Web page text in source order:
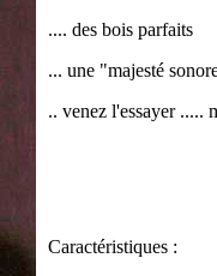
.... des bois parfaits
... une "majesté
.. venez l'essayer .....
Caractéristiques :